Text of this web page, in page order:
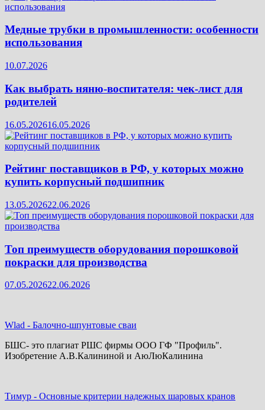
Медные трубки в промышленности: особенности
использования
10.07.2026
Как выбрать няню-воспитателя: чек‑лист для
родителей
16.05.202616.05.2026
Рейтинг поставщиков в РФ, у которых можно
купить корпусный подшипник
13.05.202622.06.2026
Топ преимуществ оборудования порошковой
покраски для производства
07.05.202622.06.2026
Wlad - Балочно-шпунтовые сваи
БШС- это плагиат РШС фирмы ООО ГФ "Профиль".
Изобретение А.В.Калининой и АюЛюКалинина
Тимур - Основные критерии надежных шаровых кранов